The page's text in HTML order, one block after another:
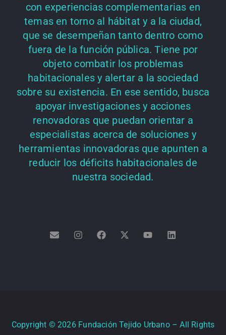
con experiencias complementarias en
temas en torno al hábitat y a la ciudad,
que se desempeñan tanto dentro como
fuera de la función pública. Tiene por
objeto combatir los problemas
habitacionales y alertar a la sociedad
sobre su existencia. En ese sentido, busca
apoyar investigaciones y acciones
renovadoras que puedan orientar a
especialistas acerca de soluciones y
herramientas innovadoras que apunten a
reducir los déficits habitacionales de
nuestra sociedad.
Copyright ©2026Fundación Tejido Urbano – All Rights